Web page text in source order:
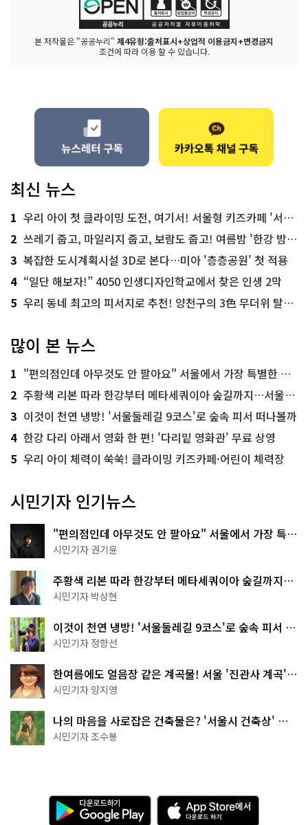
본 저작물은 "공공누리" 제4유형:출처표시+상업적 이용금지+변경금지
조건에 따라 이용 할 수 있습니다.
최신 뉴스
1 우리 아이 첫 클라이밍 도전, 여기서! 서울형 키즈카페 '서울가족플라자점'
2 쓰레기 줍고, 마일리지 줍고, 보람도 줍고! 여름밤 '한강 밤마실 줍깅'
3 복잡한 도시계획시설 3D로 본다…미아 '층층공원' 첫 적용
4 “일단 해보자!” 4050 인생디자인학교에서 찾은 인생 2막
5 우리 동네 최고의 피서지로 추천! 양천구의 3色 무더위 탈출 명소
많이 본 뉴스
1 "편의점인데 아무것도 안 팔아요" 서울에서 가장 특별한 편의점의 정체
2 주황색 리본 따라 한강부터 메타세쿼이아 숲길까지…서울둘레길 15코스
3 이것이 천연 냉방! '서울둘레길 9코스'로 숲속 피서 떠나볼까
4 한강 다리 아래서 영화 한 편! '다리밑 영화관' 무료 상영
5 우리 아이 체력이 쑥쑥! 클라이밍 키즈카페·어린이 체력장
시민기자 인기뉴스
"편의점인데 아무것도 안 팔아요" 서울에서 가장 특별
한 편의점의 정체
시민기자 권기윤
주황색 리본 따라 한강부터 메타세쿼이아 숲길까지…
서울둘레길 15코스
시민기자 박상현
이것이 천연 냉방! '서울둘레길 9코스'로 숲속 피서 떠
나볼까
시민기자 정향선
한여름에도 얼음장 같은 계곡물! 서울 '진관사 계곡'이
천국이네~
시민기자 양지영
나의 마음을 사로잡은 건축물은? '서울시 건축상' 수
상작 공개!
시민기자 조수봉
다
운
A
p